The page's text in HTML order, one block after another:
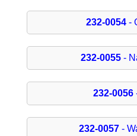
232-0054-
232-0055 -
232-0056
232-0057 -